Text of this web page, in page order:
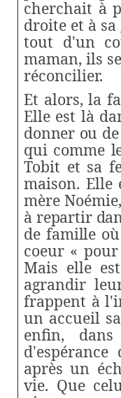
cherchait à
droite et à
tout d'un
maman, ils
réconcilier.
Et alors, la
Elle est là
donner ou
qui comme
Tobit et sa
maison. Elle
mère
à repartir
de famille où
coeur «
Mais elle
agrandir
frappent à
un accueil
enfin,
après un
vie. Que